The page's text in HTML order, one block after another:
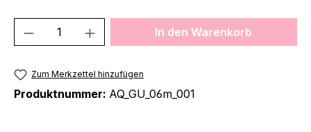
Produkt Anzahl: Gib denIn den Warenkorb
Zum Merkzettel hinzufügen
Produktnummer: AQ_GU_06m_001